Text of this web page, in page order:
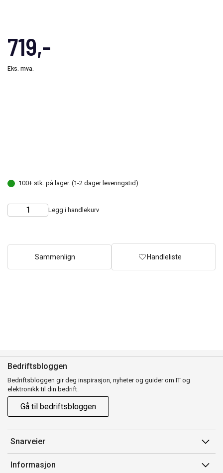
719,-
Eks. mva.
100+ stk. på lager. (1-2 dager leveringstid)
Choose
Quantity Legg i handlekurv
Sammenlign Handleliste
Bedriftsbloggen
Bedriftsbloggen gir deg inspirasjon, nyheter og guider om IT og
elektronikk til din bedrift.
Gå til bedriftsbloggen
Snarveier
Min side
Informasjon